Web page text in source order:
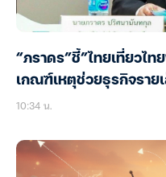
“ภราดร”ชี้”ไทยเที่ยวไ
เกณฑ์เหตุช่วยธุรกิจราย
10:34 น.